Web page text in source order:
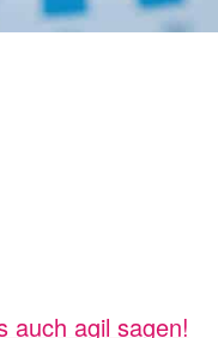
auch agil sagen!